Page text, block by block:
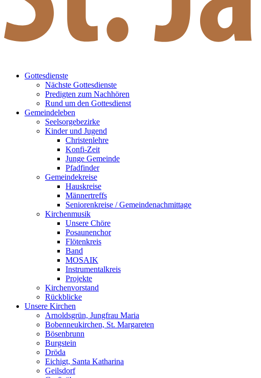
Gottesdienste
Nächste Gottesdienste
Predigten zum Nachhören
Rund um den Gottesdienst
Gemeindeleben
Seelsorgebezirke
Kinder und Jugend
Christenlehre
Konfi-Zeit
Junge Gemeinde
Pfadfinder
Gemeindekreise
Hauskreise
Männertreffs
Seniorenkreise / Gemeindenachmittage
Kirchenmusik
Unsere Chöre
Posaunenchor
Flötenkreis
Band
MOSAIK
Instrumentalkreis
Projekte
Kirchenvorstand
Rückblicke
Unsere Kirchen
Arnoldsgrün, Jungfrau Maria
Bobenneukirchen, St. Margareten
Bösenbrunn
Burgstein
Dröda
Eichigt, Santa Katharina
Geilsdorf